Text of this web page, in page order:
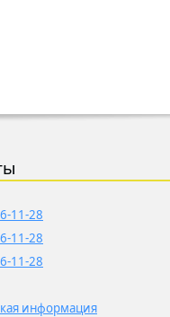
11-28
11-28
11-28
информация